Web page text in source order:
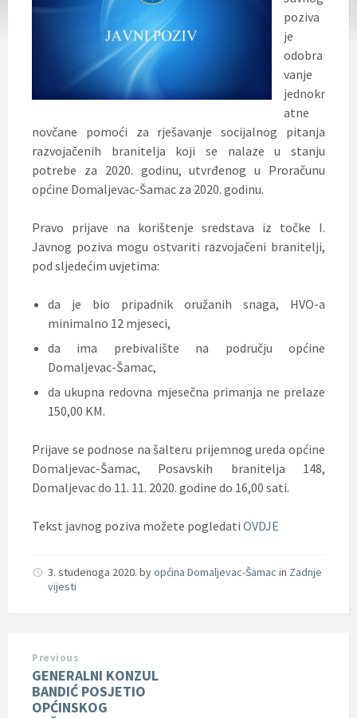
poziva
je
odobra
vanje
jednokr
atne
novčane pomoći za rješavanje socijalnog pitanja
razvojačenih branitelja koji se nalaze u stanju
potrebe za 2020. godinu, utvrđenog u Proračunu
općine Domaljevac-Šamac za 2020. godinu.
Pravo prijave na korištenje sredstava iz točke I.
Javnog poziva mogu ostvariti razvojačeni branitelji,
pod sljedećim uvjetima:
da je bio pripadnik oružanih snaga, HVO-a
minimalno 12 mjeseci,
da ima prebivalište na području općine
Domaljevac-Šamac,
da ukupna redovna mjesečna primanja ne prelaze
150,00 KM.
Prijave se podnose na šalteru prijemnog ureda općine
Domaljevac-Šamac, Posavskih branitelja 148,
Domaljevac do 11. 11. 2020. godine do 16,00 sati.
Tekst javnog poziva možete pogledati OVDJE
3. studenoga 2020. byopćina Domaljevac-Šamac in Zadnje
vijesti
Previous
GENERALNI KONZUL
BANDIĆ POSJETIO
OPĆINSKOG